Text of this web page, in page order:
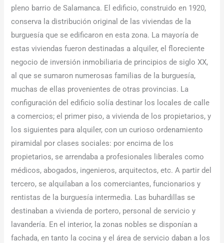
pleno barrio de Salamanca. El edificio, construido en 1920,
conserva la distribución original de las viviendas de la
burguesía que se edificaron en esta zona. La mayoría de
estas viviendas fueron destinadas a alquiler, el floreciente
negocio de inversión inmobiliaria de principios de siglo XX,
al que se sumaron numerosas familias de la burguesía,
muchas de ellas provenientes de otras provincias. La
configuración del edificio solía destinar los locales de calle
a comercios; el primer piso, a vivienda de los propietarios, y
los siguientes para alquiler, con un curioso ordenamiento
piramidal por clases sociales: por encima de los
propietarios, se arrendaba a profesionales liberales como
médicos, abogados, ingenieros, arquitectos, etc. A partir del
tercero, se alquilaban a los comerciantes, funcionarios y
rentistas de la burguesía intermedia. Las buhardillas se
destinaban a vivienda de portero, personal de servicio y
lavandería. En el interior, la zonas nobles se disponían a
fachada, en tanto la cocina y el área de servicio daban a los